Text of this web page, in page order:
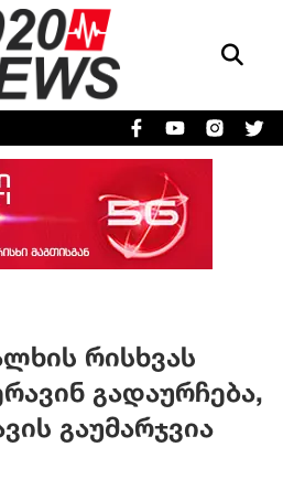
რისხვას
გადაურჩება,
გაუმარჯვია